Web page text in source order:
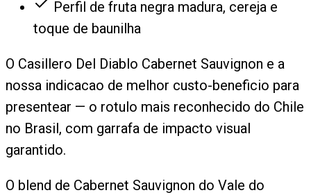
Perfil de fruta negra madura, cereja e
toque de baunilha
O Casillero Del Diablo Cabernet Sauvignon e a
nossa indicacao de melhor custo-beneficio para
presentear — o rotulo mais reconhecido do Chile
no Brasil, com garrafa de impacto visual
garantido.
O blend de Cabernet Sauvignon do Vale do